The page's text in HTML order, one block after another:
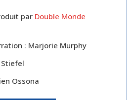
par Double Monde
: Marjorie Murphy
Ossona